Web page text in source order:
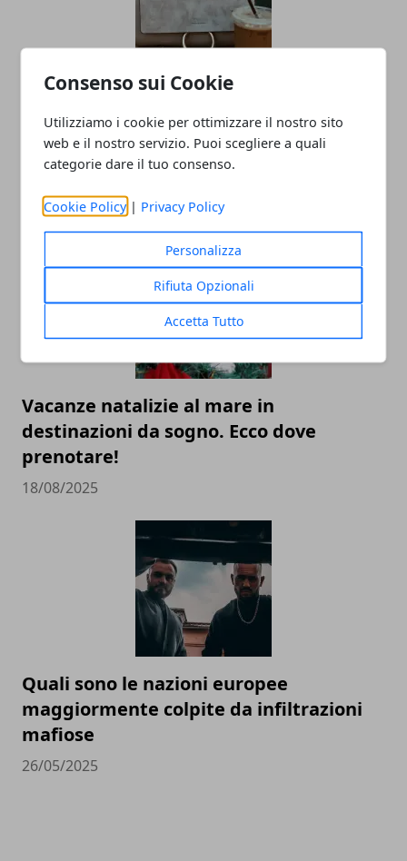
Consenso sui Cookie
Utilizziamo i cookie per ottimizzare il nostro sito
web e il nostro servizio. Puoi scegliere a quali
categorie dare il tuo consenso.
Cookie Policy | Privacy Policy
Personalizza
Rifiuta Opzionali
Accetta Tutto
Borse boho chic: la pelle intrecciata
continua a conquistare (dopo il boom
dell’estate 2025)
17/11/2025
Vacanze natalizie al mare in
destinazioni da sogno. Ecco dove
prenotare!
18/08/2025
Quali sono le nazioni europee
maggiormente colpite da infiltrazioni
mafiose
26/05/2025